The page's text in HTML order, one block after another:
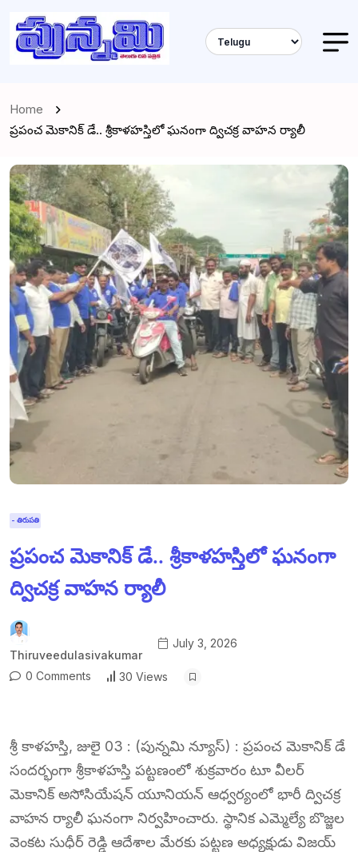
Home
ప్రపంచ మెకానిక్ డే.. శ్రీకాళహస్తిలో ఘనంగా ద్విచక్ర వాహన ర్యాలీ
- తిరుపతి
ప్రపంచ మెకానిక్ డే.. శ్రీకాళహస్తిలో ఘనంగా
ద్విచక్ర వాహన ర్యాలీ
Thiruveedulasivakumar
July 3, 2026
0 Comments 30 Views
శ్రీ కాళహస్తి, జులై 03 : (పున్నమి న్యూస్) : ప్రపంచ మెకానిక్ డే
సందర్భంగా శ్రీకాళహస్తి పట్టణంలో శుక్రవారం టూ వీలర్
మెకానిక్ అసోసియేషన్ యూనియన్ ఆధ్వర్యంలో భారీ ద్విచక్ర
వాహన ర్యాలీ ఘనంగా నిర్వహించారు. స్థానిక ఎమ్మెల్యే బొజ్జల
వెంకట సుధీర్ రెడ్డి ఆదేశాల మేరకు పట్టణ అధ్యక్షుడు విజయ్